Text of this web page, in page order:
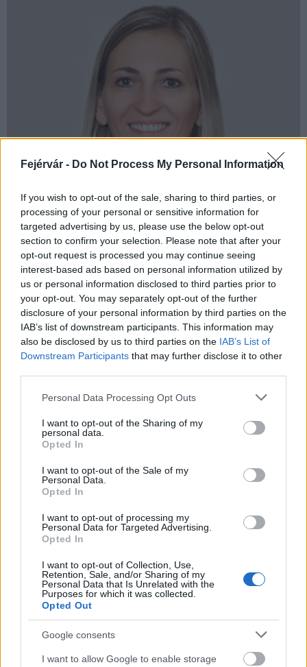
Fejérvár - Do Not Process My Personal Information
If you wish to opt-out of the sale, sharing to third parties, or
processing of your personal or sensitive information for
targeted advertising by us, please use the below opt-out
section to confirm your selection. Please note that after your
opt-out request is processed you may continue seeing
interest-based ads based on personal information utilized by
us or personal information disclosed to third parties prior to
your opt-out. You may separately opt-out of the further
disclosure of your personal information by third parties on the
IAB’s list of downstream participants. This information may
also be disclosed by us to third parties on the IAB’s List of
Downstream Participants that may further disclose it to other
Please note that this website/app uses one or more Google
not limited to your visit or usage behaviour. You may click to
grant or deny consent to Google and its third-party tags to
use your data for below specified purposes in below Google
consent section.
Personal Data Processing Opt Outs
I want to opt-out of the Sharing of my
personal data.
Opted In
I want to opt-out of the Sale of my
Personal Data.
Opted In
I want to opt-out of processing my
Personal Data for Targeted Advertising.
Opted In
I want to opt-out of Collection, Use,
Retention, Sale, and/or Sharing of my
Personal Data that Is Unrelated with the
Purposes for which it was collected.
Opted Out
Google consents
I want to allow Google to enable storage
Az ünnepi időszakban olyan rendkívüli programokkal
kedveskedünk vendégeinknek, amelyeknek
köszönhetően a család apraja-nagyja kitűnően érezheti
magát! A Karácsony este megünneplése természetesen
szokottnál is fontosabb szerep jut a különleges ünnepi
ételeknek. Karácsonykor és a két ünnep között az
még szélesebb a mosoly! De milyen is lehetne a kacagó
gyermekhad közepette, miközben készülnek az
angyalkák, a kis karácsonyfák, a hópihe-füzérek, a
díszdobozok, vagy éppen az illatos mézeskalács figurák!
Nagyon megható, amikor az apróságokat alig tudják
hazavinni szüleik, annyira boldogok. Hangulatos